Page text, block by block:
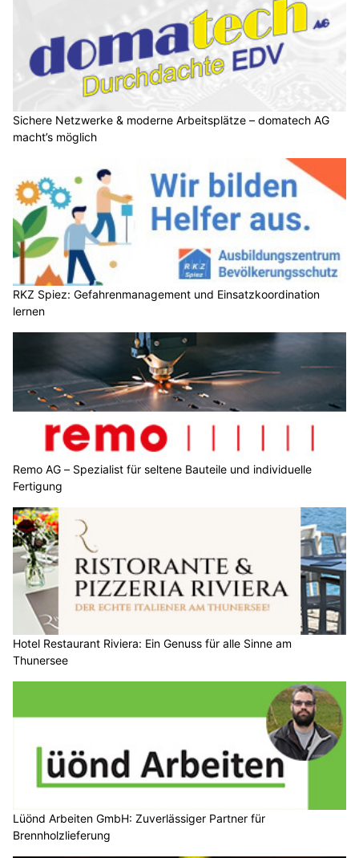
Sichere Netzwerke & moderne Arbeitsplätze – domatech AG
macht’s möglich
RKZ Spiez: Gefahrenmanagement und Einsatzkoordination
lernen
Remo AG – Spezialist für seltene Bauteile und individuelle
Fertigung
Hotel Restaurant Riviera: Ein Genuss für alle Sinne am
Thunersee
Lüönd Arbeiten GmbH: Zuverlässiger Partner für
Brennholzlieferung